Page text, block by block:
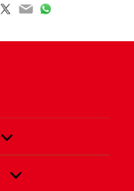
Twitter
EmailWhatsApp